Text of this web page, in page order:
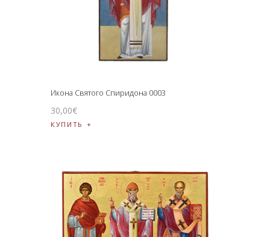
Икона Святого Спиридона 0003
30,00€
КУПИТЬ